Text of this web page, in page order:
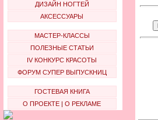
ДИЗАЙН НОГТЕЙ
АКСЕССУАРЫ
МАСТЕР-КЛАССЫ
ПОЛЕЗНЫЕ СТАТЬИ
IV КОНКУРС КРАСОТЫ
ФОРУМ СУПЕР ВЫПУСКНИЦ
ГОСТЕВАЯ КНИГА
О ПРОЕКТЕ | О РЕКЛАМЕ